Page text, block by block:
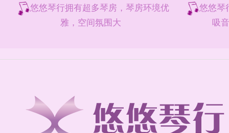
悠悠琴行拥有超多琴房，琴房环境优
雅，空间氛围大
悠悠琴
吸